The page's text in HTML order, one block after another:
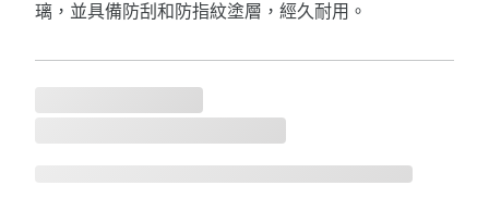
璃，並具備防刮和防指紋塗層，經久耐用。